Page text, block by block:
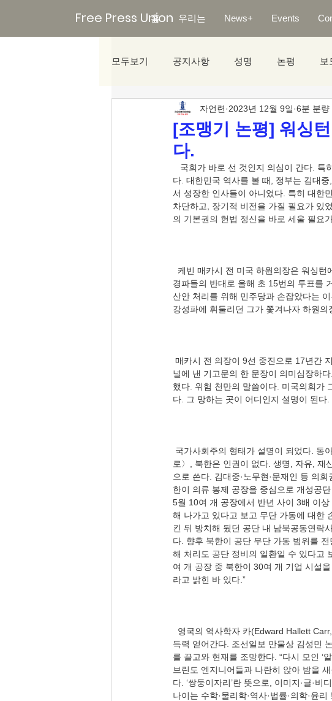
Free Press Union
홈 우리는 News+ Events
모두보기 공지사항 성명 논평 보
미디어리포트
[조맹기 논평] 워싱
다.
자언련 2023년 12월 9일 6분 분량
다. 대한민국 역사를 볼 때, 정부는 김대
서 성장한 인사들이 아니었다. 특히 대한
차단하고, 장기적 비전을 가질 필요가 있
경파들의 반대로 올해 초 15번의 투표를
산안 처리를 위해 민주당과 손잡았다는
널에 낸 기고문의 한 문장이 의미심장하
했다. 위험 천만의 말씀이다. 미국의회가
로〉, 북한은 인권이 없다. 생명, 자유, 재
으로 쓴다. 김대중·노무현·문재인 등 의
한이 의류 봉제 공장을 중심으로 개성공
5월 10여 개 공장에서 반년 사이 3배 이
해 나가고 있다고 보고 무단 가동에 대한
킨 뒤 방치해 뒀던 공단 내 남북공동연락
다. 향후 북한이 공단 무단 가동 범위를
해 처리도 공단 정비의 일환일 수 있다고
여 개 공장 중 북한이 30여 개 기업 시설
득력 얻어간다. 조선일보 만물상 김성민
를 끌고와 현재를 조망한다. “다시 모인 ‘
브린도 엔지니어들과 나란히 앉아 밤을
다. ‘쌍둥이자리’란 뜻으로, 이미지·글·
나이는 수학·물리학·역사·법률·의학·윤